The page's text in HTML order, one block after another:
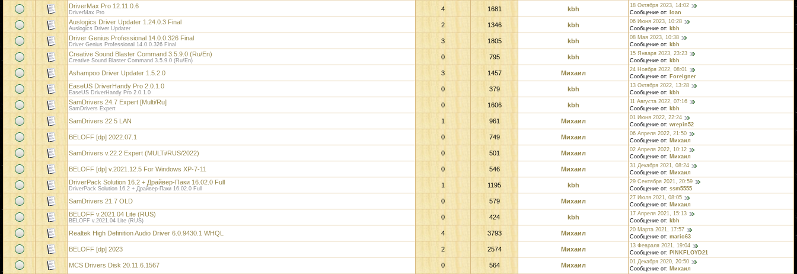
DriverMax Pro 12.11.0.6
DriverMax Pro 4 1681 kbh
18 Октября 2023, 14:02
Сообщение от:
Ioan
Auslogics Driver Updater 1.24.0.3 Final
Auslogics Driver Updater 2 1346 kbh
06 Июня 2023, 10:28
Сообщение от: kbh
Driver Genius Professional 14.0.0.326 Final
Driver Genius Professional 14.0.0.326 Final 3 1805 kbh
08 Мая 2023, 10:38
Сообщение от: kbh
Creative Sound Blaster Command 3.5.9.0 (Ru/En)
Creative Sound Blaster Command 3.5.9.0 (Ru/En) 0 795 kbh
15 Января 2023, 23:23
Сообщение от: kbh
Ashampoo Driver Updater 1.5.2.0 3 1457 Михаил
24 Ноября 2022, 08:01
Сообщение от: Foreigner
EaseUS DriverHandy Pro 2.0.1.0
EaseUS DriverHandy Pro 2.0.1.0 0 379 kbh
13 Октября 2022, 13:28
Сообщение от: kbh
SamDrivers 24.7 Expert [Multi/Ru]
SamDrivers Expert 0 1606 kbh
11 Августа 2022, 07:16
Сообщение от: kbh
SamDrivers 22.5 LAN 1 961 Михаил
01 Июня 2022, 22:24
Сообщение от: wrepin52
BELOFF [dp] 2022.07.1 0 749 Михаил
06 Апреля 2022, 21:50
Сообщение от: Михаил
SamDrivers v.22.2 Expert (MULTi/RUS/2022) 0 501 Михаил
02 Апреля 2022, 10:12
Сообщение от: Михаил
BELOFF [dp] v.2021.12.5 For Windows XP-7-11 0 546 Михаил
31 Декабря 2021, 08:24
Сообщение от: Михаил
DriverPack Solution 16.2 + Драйвер-Паки 16.02.0 Full
DriverPack Solution 16.2 + Драйвер-Паки 16.02.0 Full 1 1195 kbh
29 Сентября 2021, 20:59
Сообщение от: ssm5555
SamDrivers 21.7 OLD 0 579 Михаил
27 Июля 2021, 08:05
Сообщение от: Михаил
BELOFF v.2021.04 Lite (RUS)
BELOFF v.2021.04 Lite (RUS) 0 424 kbh
17 Апреля 2021, 15:13
Сообщение от: kbh
Realtek High Definition Audio Driver 6.0.9430.1 WHQL 4 3793 Михаил
20 Марта 2021, 17:57
Сообщение от: mario63
BELOFF [dp] 2023 2 2574 Михаил
13 Февраля 2021, 19:04
Сообщение от: PINKFLOYD21
MCS Drivers Disk 20.11.6.1567 0 564 Михаил
01 Декабря 2020, 20:50
Сообщение от: Михаил